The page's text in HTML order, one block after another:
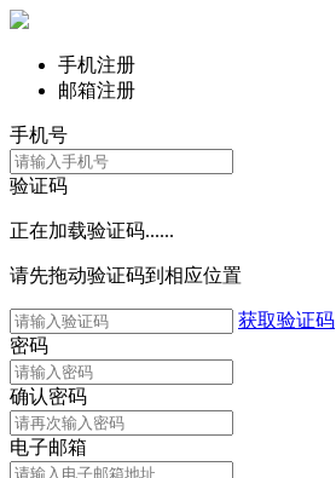
手机注册
邮箱注册
手机号
验证码
正在加载验证码......
请先拖动验证码到相应位置
获取验证码
密码
确认密码
电子邮箱